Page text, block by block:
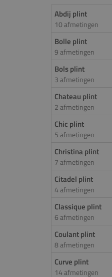
Abdij plint
10 afmetingen
Bolle plint
9 afmetingen
Bols plint
3 afmetingen
Chateau plint
2 afmetingen
Chic plint
5 afmetingen
Christina plint
7 afmetingen
Citadel plint
4 afmetingen
Classique plint
6 afmetingen
Coulant plint
8 afmetingen
Curve plint
14 afmetingen